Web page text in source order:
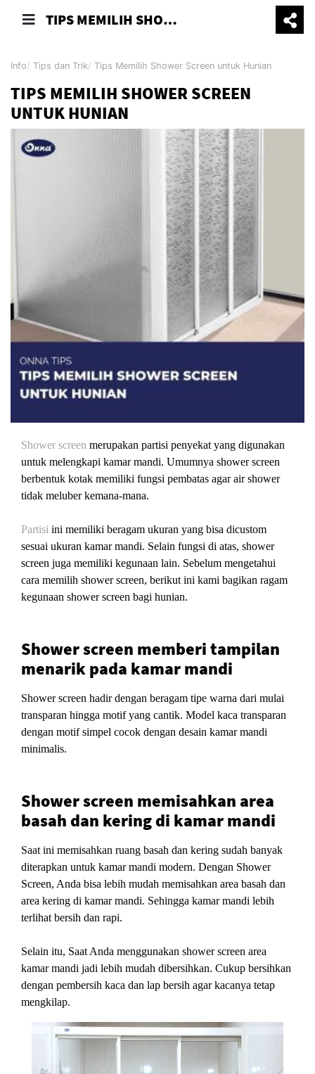
TIPS MEMILIH SHOWER SCREEN UNTUK HUNIAN
Info Tips dan Trik Tips Memilih Shower Screen untuk Hunian
TIPS MEMILIH SHOWER SCREEN
UNTUK HUNIAN
Shower screen merupakan partisi penyekat yang digunakan
untuk melengkapi kamar mandi. Umumnya shower screen
berbentuk kotak memiliki fungsi pembatas agar air shower
tidak meluber kemana-mana.
Partisi ini memiliki beragam ukuran yang bisa dicustom
sesuai ukuran kamar mandi. Selain fungsi di atas, shower
screen juga memiliki kegunaan lain. Sebelum mengetahui
cara memilih shower screen, berikut ini kami bagikan ragam
kegunaan shower screen bagi hunian.
Shower screen memberi tampilan
menarik pada kamar mandi
Shower screen hadir dengan beragam tipe warna dari mulai
transparan hingga motif yang cantik. Model kaca transparan
dengan motif simpel cocok dengan desain kamar mandi
minimalis.
Shower screen memisahkan area
basah dan kering di kamar mandi
Saat ini memisahkan ruang basah dan kering sudah banyak
diterapkan untuk kamar mandi modern. Dengan Shower
Screen, Anda bisa lebih mudah memisahkan area basah dan
area kering di kamar mandi. Sehingga kamar mandi lebih
terlihat bersih dan rapi.
Selain itu, Saat Anda menggunakan shower screen area
kamar mandi jadi lebih mudah dibersihkan. Cukup bersihkan
dengan pembersih kaca dan lap bersih agar kacanya tetap
mengkilap.